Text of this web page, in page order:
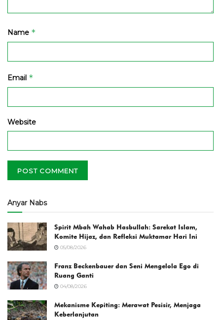
Name *
Email *
Website
Anyar Nabs
Spirit Mbah Wahab Hasbullah: Sarekat Islam,
Komite Hijaz, dan Refleksi Muktamar Hari Ini
05/08/2026
Franz Beckenbauer dan Seni Mengelola Ego di
Ruang Ganti
04/08/2026
Mekanisme Kepiting: Merawat Pesisir, Menjaga
Keberlanjutan